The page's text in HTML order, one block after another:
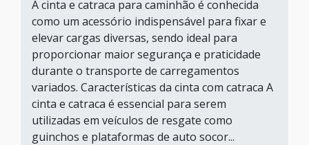
A cinta e catraca para caminhão é conhecida
como um acessório indispensável para fixar e
elevar cargas diversas, sendo ideal para
proporcionar maior segurança e praticidade
durante o transporte de carregamentos
variados. Características da cinta com catraca A
cinta e catraca é essencial para serem
utilizadas em veículos de resgate como
guinchos e plataformas de auto socor...